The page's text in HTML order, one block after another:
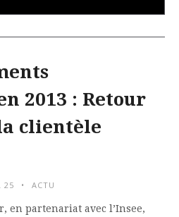
2013 : Retour
clientèle
25 ACTU
en partenariat avec l’Insee,